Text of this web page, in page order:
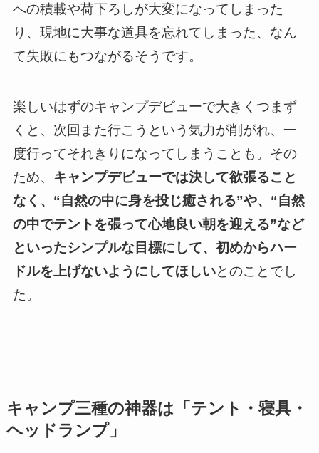
への積載や荷下ろしが大変になってしまった
り、現地に大事な道具を忘れてしまった、なん
て失敗にもつながるそうです。
楽しいはずのキャンプデビューで大きくつまず
くと、次回また行こうという気力が削がれ、一
度行ってそれきりになってしまうことも。その
ため、 キャンプデビューでは決して欲張ること
なく、“自然の中に身を投じ癒される”や、“自然
の中でテントを張って心地良い朝を迎える”など
といったシンプルな目標にして、初めからハー
ドルを上げないようにしてほしいとのことでし
た。
キャンプ三種の神器は「テント・寝具・
ヘッドランプ」